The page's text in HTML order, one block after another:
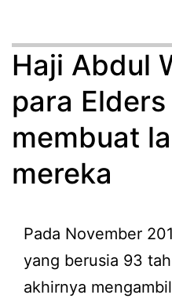
Haji Abdul
para
membuat
mereka
Pada November
yang berusia 93
akhirnya